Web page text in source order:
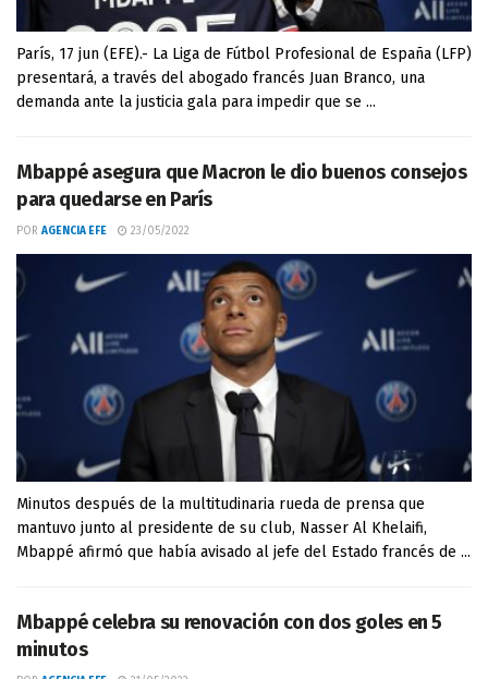
París, 17 jun (EFE).- La Liga de Fútbol Profesional de España (LFP)
presentará, a través del abogado francés Juan Branco, una
demanda ante la justicia gala para impedir que se ...
Mbappé asegura que Macron le dio buenos consejos
para quedarse en París
POR AGENCIA EFE 23/05/2022
Minutos después de la multitudinaria rueda de prensa que
mantuvo junto al presidente de su club, Nasser Al Khelaifi,
Mbappé afirmó que había avisado al jefe del Estado francés de ...
Mbappé celebra su renovación con dos goles en 5
minutos